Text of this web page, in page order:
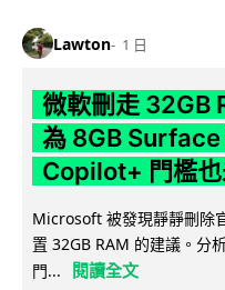
Lawton 1 日
微軟刪走 32GB
為 8GB Surface
Copilot+ 門檻也
Microsoft 被發現靜靜刪除
置 32GB RAM 的建議。分
門...
閱讀全文